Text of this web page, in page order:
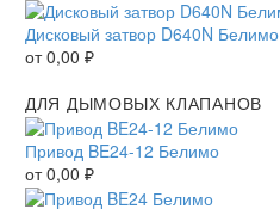
Дисковый затвор D640N Белимо
от0,00 ₽
ДЛЯ ДЫМОВЫХ КЛАПАНОВ
Привод BE24-12 Белимо
от0,00 ₽